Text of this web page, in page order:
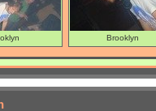
Brooklyn